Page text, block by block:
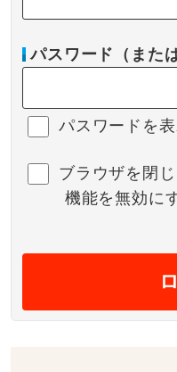
パスワード（また
パスワードを
ブラウザを閉
機能を無効に